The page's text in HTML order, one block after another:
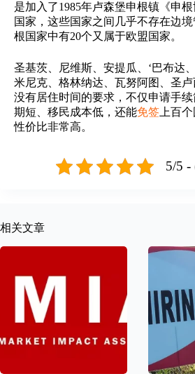
是加入了1985年卢森堡申根镇《申
国家，这些国家之间几乎不存在边境
根国家中有20个又属于欧盟国家。
圣基茨、尼维斯、安提瓜、‘巴布达
米尼克、格林纳达、瓦努阿图、圣
没有居住时间的要求，不仅申请手
期短、移民成本低，还能免签 上百
性价比非常高。
5/5 -
相关文章